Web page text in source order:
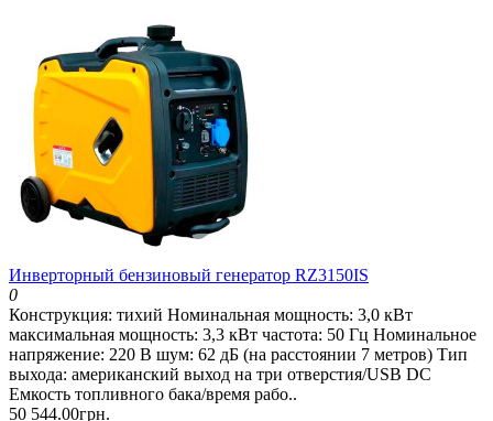
Инверторный бензиновый генератор RZ3150IS
0
Конструкция: тихий Номинальная мощность: 3,0 кВт
максимальная мощность: 3,3 кВт частота: 50 Гц Номинальное
напряжение: 220 В шум: 62 дБ (на расстоянии 7 метров) Тип
выхода: американский выход на три отверстия/USB DC
Емкость топливного бака/время рабо..
50 544.00грн.